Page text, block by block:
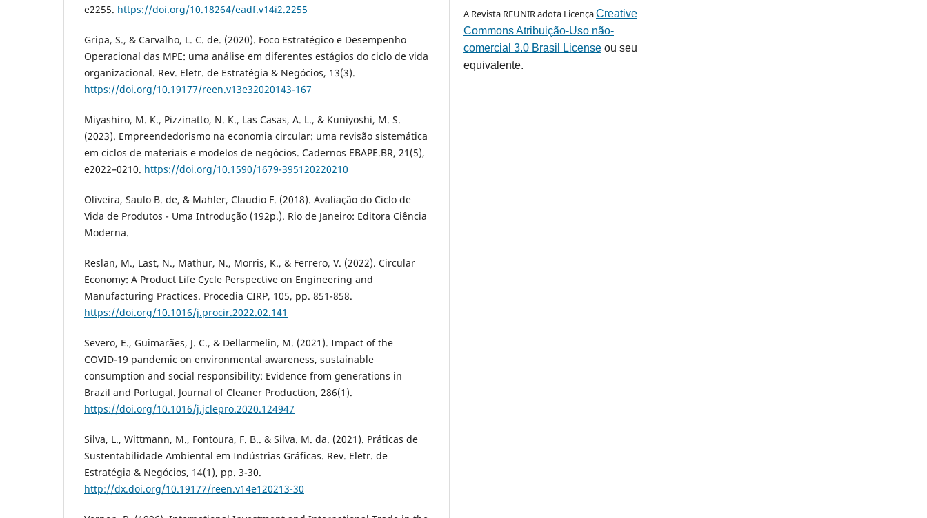
e2255. https://doi.org/10.18264/eadf.v14i2.2255
Gripa, S., & Carvalho, L. C. de. (2020). Foco Estratégico e Desempenho
Operacional das MPE: uma análise em diferentes estágios do ciclo de vida
organizacional. Rev. Eletr. de Estratégia & Negócios, 13(3).
https://doi.org/10.19177/reen.v13e32020143-167
Miyashiro, M. K., Pizzinatto, N. K., Las Casas, A. L., & Kuniyoshi, M. S.
(2023). Empreendedorismo na economia circular: uma revisão sistemática
em ciclos de materiais e modelos de negócios. Cadernos EBAPE.BR, 21(5),
e2022–0210. https://doi.org/10.1590/1679-395120220210
Oliveira, Saulo B. de, & Mahler, Claudio F. (2018). Avaliação do Ciclo de
Vida de Produtos - Uma Introdução (192p.). Rio de Janeiro: Editora Ciência
Moderna.
Reslan, M., Last, N., Mathur, N., Morris, K., & Ferrero, V. (2022). Circular
Economy: A Product Life Cycle Perspective on Engineering and
Manufacturing Practices. Procedia CIRP, 105, pp. 851-858.
https://doi.org/10.1016/j.procir.2022.02.141
Severo, E., Guimarães, J. C., & Dellarmelin, M. (2021). Impact of the
COVID-19 pandemic on environmental awareness, sustainable
consumption and social responsibility: Evidence from generations in
Brazil and Portugal. Journal of Cleaner Production, 286(1).
https://doi.org/10.1016/j.jclepro.2020.124947
Silva, L., Wittmann, M., Fontoura, F. B.. & Silva. M. da. (2021). Práticas de
Sustentabilidade Ambiental em Indústrias Gráficas. Rev. Eletr. de
Estratégia & Negócios, 14(1), pp. 3-30.
http://dx.doi.org/10.19177/reen.v14e120213-30
A Revista REUNIR adota LicençaCreative
Commons Atribuição-Uso não-
comercial 3.0 Brasil License ou seu
equivalente.